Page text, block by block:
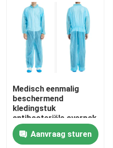
Huis
Producten
Ongeveer ons
Medisch eenmalig
beschermend
kledingstuk
antibacteriële overpak
SMS waterdicht voor
ziekenhuis
Aanvraag sturen